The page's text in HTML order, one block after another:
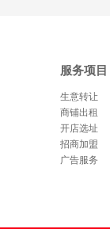
服务项目
生意转让
商铺出租
开店选址
招商加盟
广告服务